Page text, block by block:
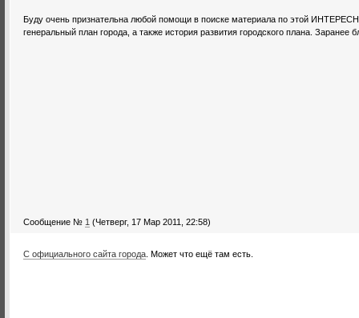
Буду очень признательна любой помощи в поиске материала по этой
генеральный план города, а также история развития городского плана. Заранее
Сообщение № 1 (Четверг, 17 Мар 2011, 22:58)
С официального сайта города . Может что ещё там есть.